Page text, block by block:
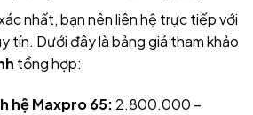
nhất, bạn nên liên hệ trực tiếp với
tín. Dưới đây là bảng giá tham khảo
tổng hợp:
hệ Maxpro 65: 2.800.000 –